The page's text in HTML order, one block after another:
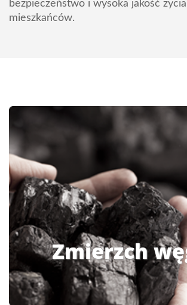
bezpieczeństwo i wysoka jakość
mieszkańców.
Zmierzch